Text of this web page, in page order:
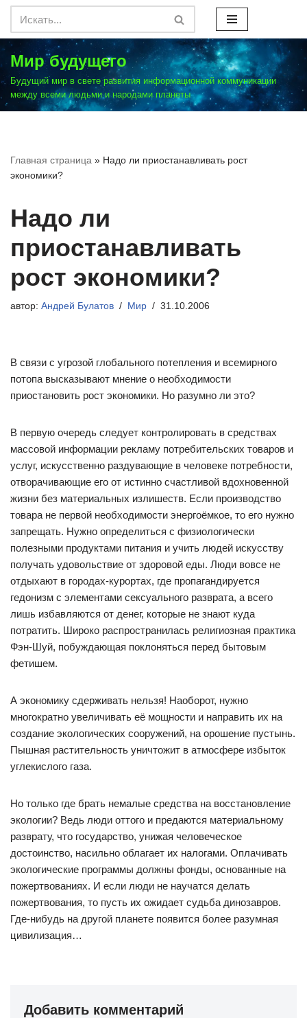
Перейти
к
содержимому
Мир будущего
Будущий мир в свете развития информационной коммуникации
между всеми людьми и народами планеты
Главная страница » Надо ли приостанавливать рост
экономики?
Надо ли
приостанавливать
рост экономики?
автор: Андрей Булатов Мир 31.10.2006
В связи с угрозой глобального потепления и всемирного
потопа высказывают мнение о необходимости
приостановить рост экономики. Но разумно ли это?
В первую очередь следует контролировать в средствах
массовой информации рекламу потребительских товаров и
услуг, искусственно раздувающие в человеке потребности,
отворачивающие его от истинно счастливой вдохновенной
жизни без материальных излишеств. Если производство
товара не первой необходимости энергоёмкое, то его нужно
запрещать. Нужно определиться с физиологически
полезными продуктами питания и учить людей искусству
получать удовольствие от здоровой еды. Люди вовсе не
отдыхают в городах-курортах, где пропагандируется
гедонизм с элементами сексуального разврата, а всего
лишь избавляются от денег, которые не знают куда
потратить. Широко распространилась религиозная практика
Фэн-Шуй, побуждающая поклоняться перед бытовым
фетишем.
А экономику сдерживать нельзя! Наоборот, нужно
многократно увеличивать её мощности и направить их на
создание экологических сооружений, на орошение пустынь.
Пышная растительность уничтожит в атмосфере избыток
углекислого газа.
Но только где брать немалые средства на восстановление
экологии? Ведь люди оттого и предаются материальному
разврату, что государство, унижая человеческое
достоинство, насильно облагает их налогами. Оплачивать
экологические программы должны фонды, основанные на
пожертвованиях. И если люди не научатся делать
пожертвования, то пусть их ожидает судьба динозавров.
Где-нибудь на другой планете появится более разумная
цивилизация…
Добавить комментарий